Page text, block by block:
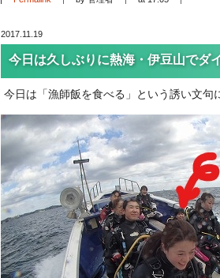
2017.11.19
今日は久しぶりに熱海・伊豆山でダ
今日は「漁師飯を食べる」という誘い文句